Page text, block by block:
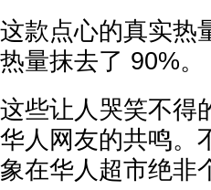
这款点心的真实热
热量抹去了 90%。
这些让人哭笑不得
华人网友的共鸣。
象在华人超市绝非